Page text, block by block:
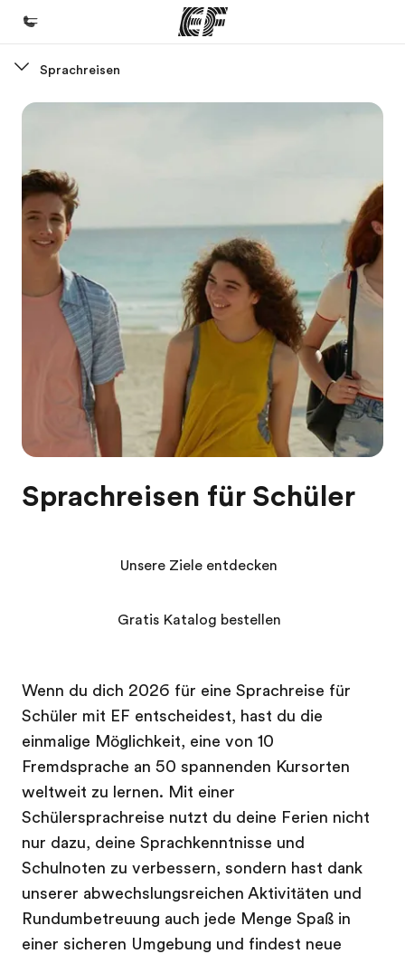
Willkommen bei EF
Alle Programme ansehen
Büros
Büros in der Nähe
Über uns
Wer wir sind
Teil des Teams werden
Sprachreisen
Sprachreisen für Schüler
Wenn du dich 2026 für eine Sprachreise für
Schüler mit EF entscheidest, hast du die
einmalige Möglichkeit, eine von 10
Fremdsprache an 50 spannenden Kursorten
weltweit zu lernen. Mit einer
Schülersprachreise nutzt du deine Ferien nicht
nur dazu, deine Sprachkenntnisse und
Schulnoten zu verbessern, sondern hast dank
unserer abwechslungsreichen Aktivitäten und
Rundumbetreuung auch jede Menge Spaß in
einer sicheren Umgebung und findest neue
Unsere Ziele entdecken
Gratis Katalog bestellen